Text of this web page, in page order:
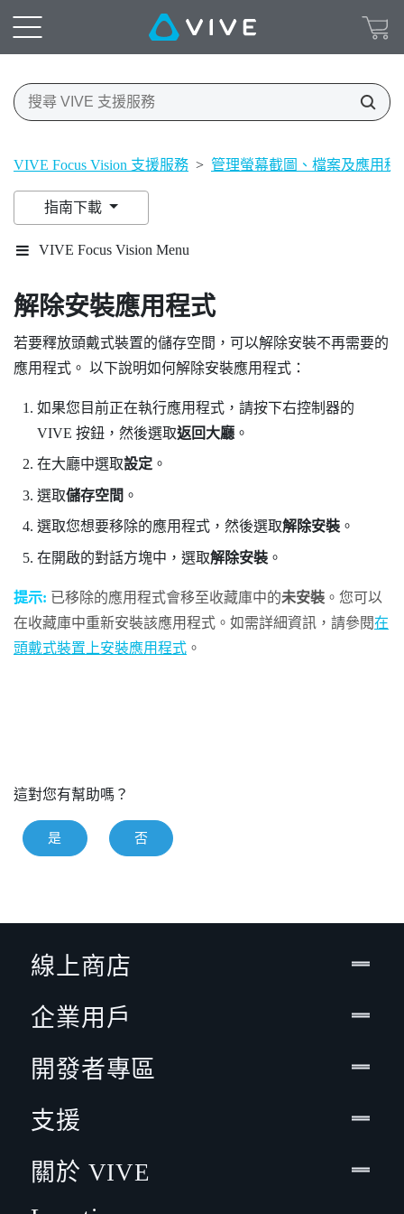
VIVE Focus Vision 支援服務 > 管理螢幕截圖、檔案及應用程
指南下載
VIVE Focus Vision Menu
解除安裝應用程式
若要釋放頭戴式裝置的儲存空間，可以解除安裝不再需要的
應用程式。 以下說明如何解除安裝應用程式：
如果您目前正在執行應用程式，請按下右控制器的
VIVE 按鈕，然後選取返回大廳。
在大廳中選取設定。
選取儲存空間 。
選取您想要移除的應用程式，然後選取解除安裝。
在開啟的對話方塊中，選取解除安裝。
提示: 已移除的應用程式會移至收藏庫中的未安裝 。您可以
在收藏庫中重新安裝該應用程式。如需詳細資訊，請參閱在
頭戴式裝置上安裝應用程式 。
這對您有幫助嗎？
是 否
線上商店
企業用戶
開發者專區
支援
關於 VIVE